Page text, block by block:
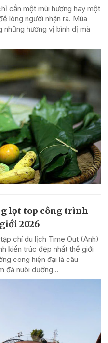
cần một mùi hương hay một
lòng người nhận ra. Mùa
những hương vị bình dị mà
lọt top công trình
2026
chí du lịch Time Out (Anh)
kiến trúc đẹp nhất thế giới
cong hiện đại là câu
đã nuôi dưỡng...